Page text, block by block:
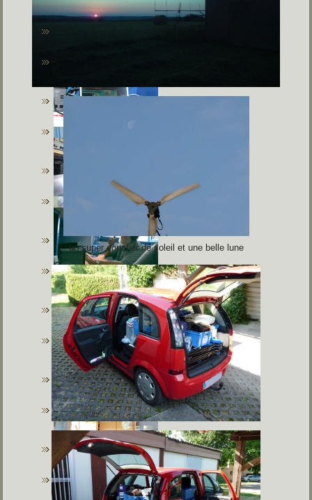
un super coucher de soleil et une belle lune